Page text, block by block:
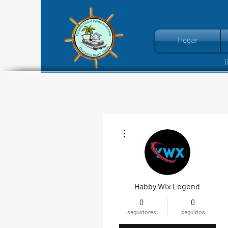
Hogar
Habby Wix Legend
0
seguidores
0
seguidos